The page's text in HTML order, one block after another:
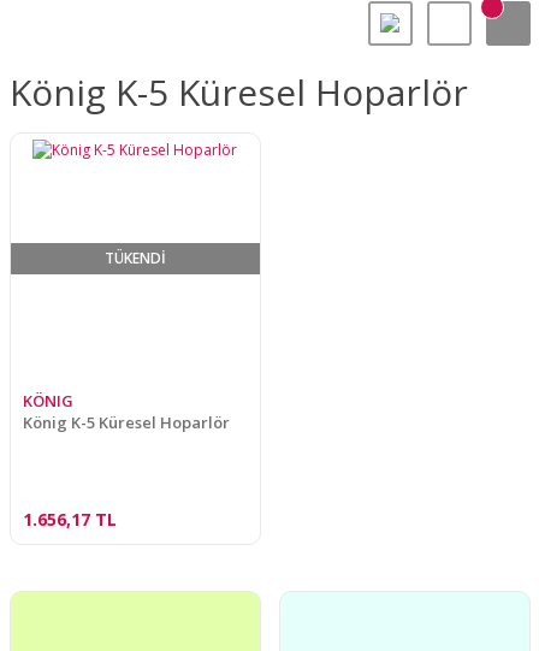
König K-5 Küresel Hoparlör
TÜKENDİ
KÖNIG
König K-5 Küresel Hoparlör
1.656,17 TL